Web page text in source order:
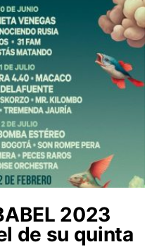
2023
de su quinta